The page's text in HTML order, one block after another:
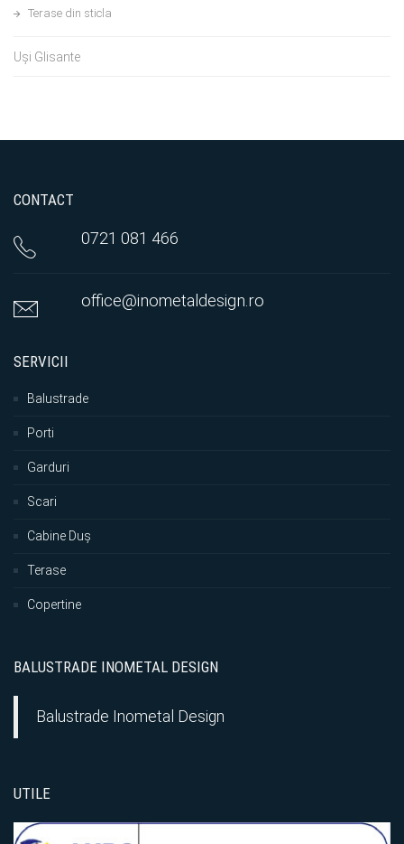
Terase din sticla
Uși Glisante
CONTACT
0721 081 466
office@inometaldesign.ro
SERVICII
Balustrade
Porti
Garduri
Scari
Cabine Duș
Terase
Copertine
BALUSTRADE INOMETAL DESIGN
Balustrade Inometal Design
UTILE